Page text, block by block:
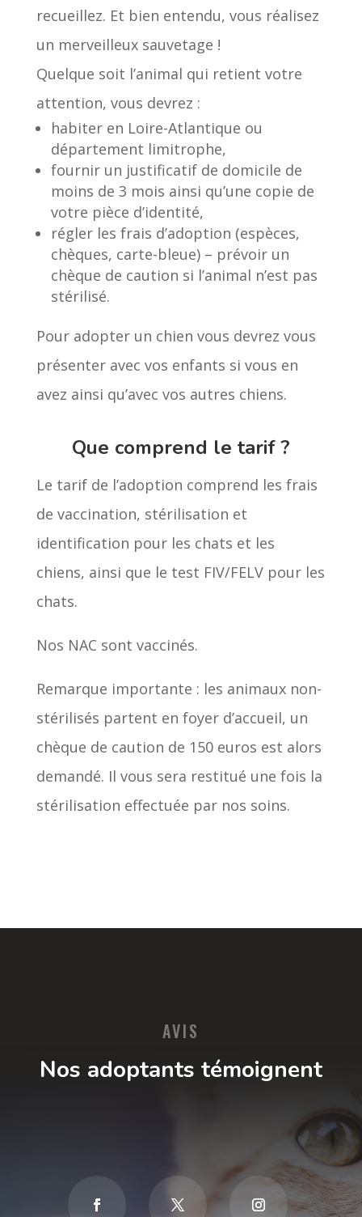
recueillez. Et bien entendu, vous réalisez
un merveilleux sauvetage !
Quelque soit l’animal qui retient votre
attention, vous devrez :
habiter en Loire-Atlantique ou
département limitrophe,
fournir un justificatif de domicile de
moins de 3 mois ainsi qu’une copie de
votre pièce d’identité,
régler les frais d’adoption (espèces,
chèques, carte-bleue) – prévoir un
chèque de caution si l’animal n’est pas
stérilisé.
Pour adopter un chien vous devrez vous
présenter avec vos enfants si vous en
avez ainsi qu’avec vos autres chiens.
Que comprend le tarif ?
Le tarif de l’adoption comprend les frais
de vaccination, stérilisation et
identification pour les chats et les
chiens, ainsi que le test FIV/FELV pour les
chats.
Nos NAC sont vaccinés.
Remarque importante : les animaux non-
stérilisés partent en foyer d’accueil, un
chèque de caution de 150 euros est alors
demandé. Il vous sera restitué une fois la
stérilisation effectuée par nos soins.
AVIS
Nos adoptants témoignent